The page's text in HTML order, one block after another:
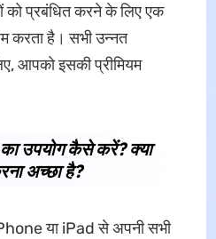
प्रबंधित करने के लिए एक
करता है। सभी उन्नत
आपको इसकी प्रीमियम
उपयोग कैसे करें? क्या
अच्छा है?
या iPad से अपनी सभी